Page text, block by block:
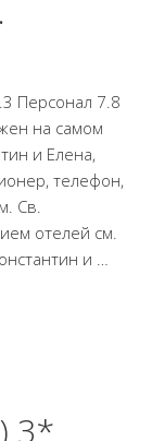
Персонал 7.8
на самом
и Елена,
телефон,
Св.
отелей см.
и …
3*